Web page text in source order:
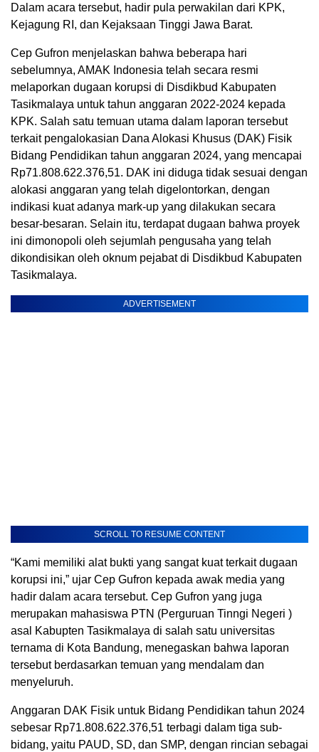
Dalam acara tersebut, hadir pula perwakilan dari KPK,
Kejagung RI, dan Kejaksaan Tinggi Jawa Barat.
Cep Gufron menjelaskan bahwa beberapa hari
sebelumnya, AMAK Indonesia telah secara resmi
melaporkan dugaan korupsi di Disdikbud Kabupaten
Tasikmalaya untuk tahun anggaran 2022-2024 kepada
KPK. Salah satu temuan utama dalam laporan tersebut
terkait pengalokasian Dana Alokasi Khusus (DAK) Fisik
Bidang Pendidikan tahun anggaran 2024, yang mencapai
Rp71.808.622.376,51. DAK ini diduga tidak sesuai dengan
alokasi anggaran yang telah digelontorkan, dengan
indikasi kuat adanya mark-up yang dilakukan secara
besar-besaran. Selain itu, terdapat dugaan bahwa proyek
ini dimonopoli oleh sejumlah pengusaha yang telah
dikondisikan oleh oknum pejabat di Disdikbud Kabupaten
Tasikmalaya.
ADVERTISEMENT
SCROLL TO RESUME CONTENT
“Kami memiliki alat bukti yang sangat kuat terkait dugaan
korupsi ini,” ujar Cep Gufron kepada awak media yang
hadir dalam acara tersebut. Cep Gufron yang juga
merupakan mahasiswa PTN (Perguruan Tinngi Negeri )
asal Kabupten Tasikmalaya di salah satu universitas
ternama di Kota Bandung, menegaskan bahwa laporan
tersebut berdasarkan temuan yang mendalam dan
menyeluruh.
Anggaran DAK Fisik untuk Bidang Pendidikan tahun 2024
sebesar Rp71.808.622.376,51 terbagi dalam tiga sub-
bidang, yaitu PAUD, SD, dan SMP, dengan rincian sebagai